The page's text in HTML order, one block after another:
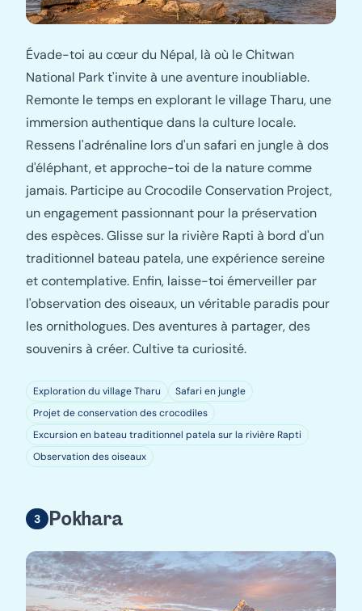
Évade-toi au cœur du Népal, là où le Chitwan
National Park t'invite à une aventure inoubliable.
Remonte le temps en explorant le village Tharu, une
immersion authentique dans la culture locale.
Ressens l'adrénaline lors d'un safari en jungle à dos
d'éléphant, et approche-toi de la nature comme
jamais. Participe au Crocodile Conservation Project,
un engagement passionnant pour la préservation
des espèces. Glisse sur la rivière Rapti à bord d'un
traditionnel bateau patela, une expérience sereine
et contemplative. Enfin, laisse-toi émerveiller par
l'observation des oiseaux, un véritable paradis pour
les ornithologues. Des aventures à partager, des
souvenirs à créer. Cultive ta curiosité.
Exploration du village Tharu
Safari en jungle
Projet de conservation des crocodiles
Excursion en bateau traditionnel patela sur la rivière Rapti
Observation des oiseaux
Pokhara